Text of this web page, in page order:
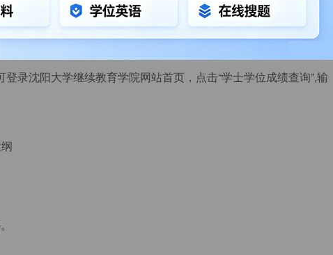
录沈阳大学继续教育学院网站首页，点击“学士学位成绩查询”,输